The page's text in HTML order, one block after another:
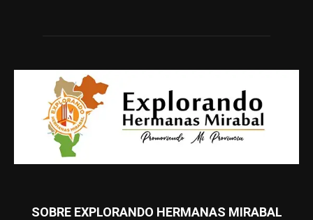
SOBRE EXPLORANDO HERMANAS MIRABAL